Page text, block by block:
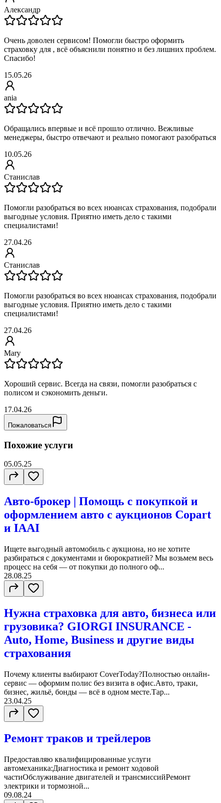
Александр
Очень доволен сервисом! Помогли быстро оформить
страховку для , всё объяснили понятно и без лишних проблем.
Спасибо!
15.05.26
ania
Обращались впервые и всё прошло отлично. Вежливые
менеджеры, быстро отвечают и реально помогают разобраться
10.05.26
Станислав
Помогли разобраться во всех нюансах страхования, подобрали
выгодные условия. Приятно иметь дело с такими
специалистами!
27.04.26
Станислав
Помогли разобраться во всех нюансах страхования, подобрали
выгодные условия. Приятно иметь дело с такими
специалистами!
27.04.26
Mary
Хороший сервис. Всегда на связи, помогли разобраться с
полисом и сэкономить деньги.
17.04.26
Пожаловаться
Похожие услуги
05.05.25
Авто-брокер | Помощь с покупкой и
оформлением авто с аукционов Copart
и IAAI
Ищете выгодный автомобиль с аукциона, но не хотите
разбираться с документами и бюрократией? Мы возьмем весь
процесс на себя — от покупки до полного оф...
28.08.25
Нужна страховка для авто, бизнеса или
грузовика? GIORGI INSURANCE -
Auto, Home, Business и другие виды
страхования
Почему клиенты выбирают CoverToday?Полностью онлайн-
сервис — оформим полис без визита в офис.Авто, траки,
бизнес, жильё, бонды — всё в одном месте.Тар...
23.04.25
Ремонт траков и трейлеров
Предоставляю квалифицированные услуги
автомеханика:Диагностика и ремонт ходовой
частиОбслуживание двигателей и трансмиссийРемонт
электрики и тормозной...
09.08.24